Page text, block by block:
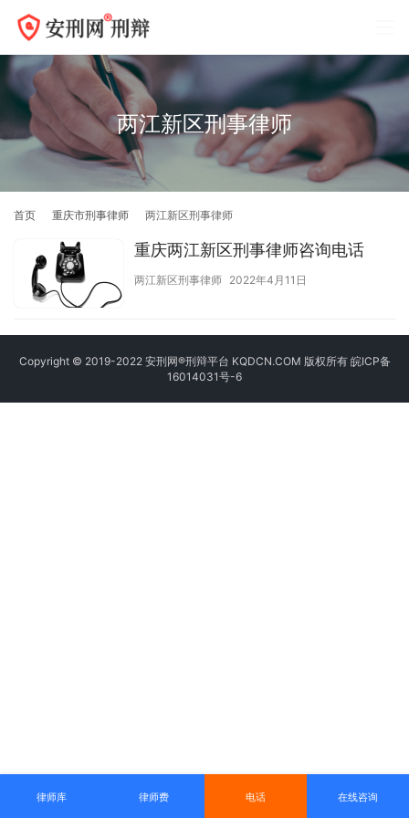
两江新区刑事律师
首页 重庆市刑事律师 两江新区刑事律师
重庆两江新区刑事律师咨询电话
两江新区刑事律师 2022年4月11日
Copyright © 2019-2022 安刑网®刑辩平台 KQDCN.COM 版权所有 皖ICP备
16014031号-6
律师库 律师费 电话 在线咨询